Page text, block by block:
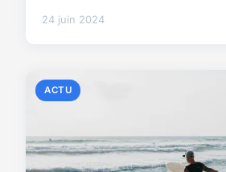
24 juin 2024
ACTU